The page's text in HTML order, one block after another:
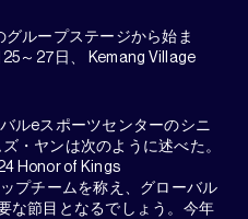
ループステージから始ま
～27日、 Kemang Village
ルeスポーツセンターのシニ
・ヤンは次のように述べた。
Honor of Kings
プチームを称え、グローバル
な節目となるでしょう。今年